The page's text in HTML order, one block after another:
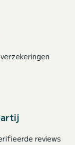
reviews